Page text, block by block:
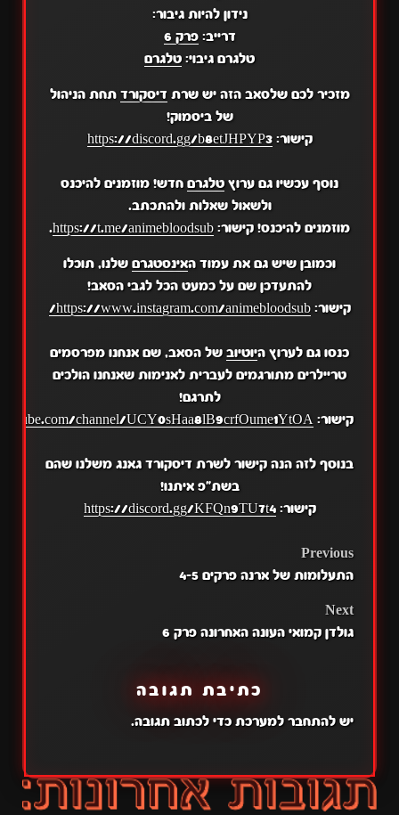
נידון להיות גיבור:
דרייב:פרק 6
טלגרם גיבוי:טלגרם
מזכיר לכם שלסאב הזה יש שרת דיסקורד תחת הניהול
של ביסמוק!
קישור:https://discord.gg/b8etJHPYP3
נוסף עכשיו גם ערוץטלגרםחדש! מוזמנים להיכנס
ולשאול שאלות ולהתכתב.
מוזמנים להיכנס! קישור: https://t.me/animebloodsub
.
וכמובן שיש גם את עמוד האינסטגרםשלנו, תוכלו
להתעדכן שם על כמעט הכל לגבי הסאב!
קישור:https://www.instagram.com/animebloodsub/
כנסו גם לערוץ היוטיובשל הסאב, שם אנחנו מפרסמים
טריילרים מתורגמים לעברית לאנימות שאנחנו הולכים
לתרגם!
קישור: channel/UCY0sHaa8lB9crfOume1YtOA
בנוסף לזה הנה קישור לשרת דיסקורד גאנג משלנו שהם
בשת"פ איתנו!
קישור:https://discord.gg/KFQn9TU7t4
POST
Previous
התעלומות של ארנה פרקים 4-5
Next
גולדן קמואי העונה האחרונה פרק 6
כתיבת תגובה
יש להתחבר למערכתכדי לכתוב תגובה.